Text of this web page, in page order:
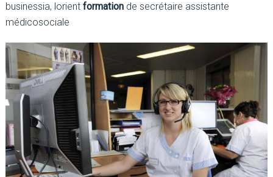
businessia, lorient formationde secrétaire assistante
médicosociale